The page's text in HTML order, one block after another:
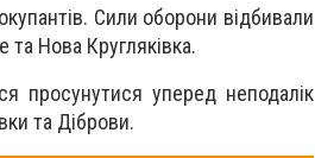
Сили оборони відбивали
та Нова Кругляківка.
просунутися уперед неподалік
та Діброви.